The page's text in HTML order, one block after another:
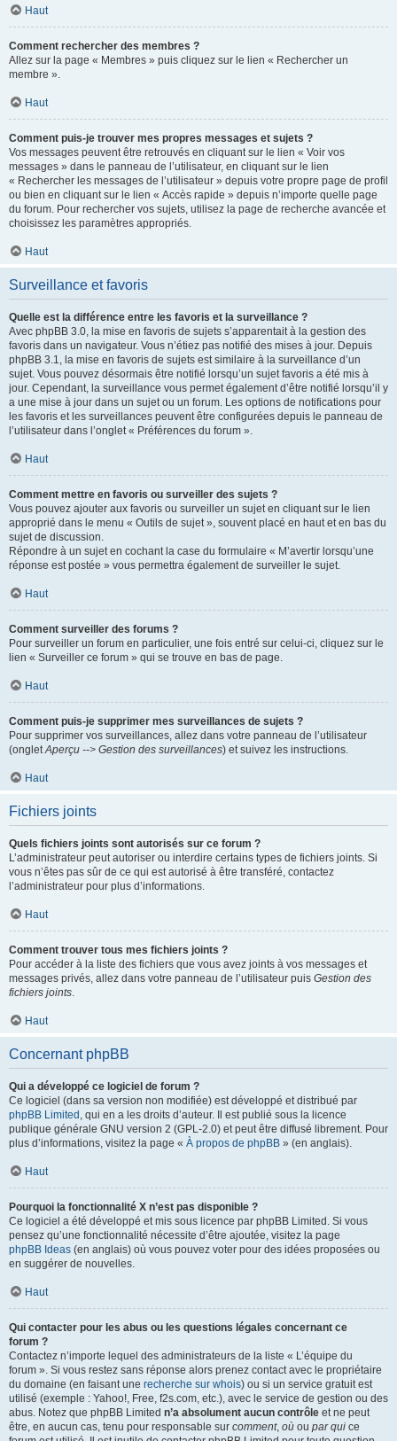
Haut
Comment rechercher des membres ?
Allez sur la page « Membres » puis cliquez sur le lien « Rechercher un
membre ».
Haut
Comment puis-je trouver mes propres messages et sujets ?
Vos messages peuvent être retrouvés en cliquant sur le lien « Voir vos
messages » dans le panneau de l’utilisateur, en cliquant sur le lien
« Rechercher les messages de l’utilisateur » depuis votre propre page de profil
ou bien en cliquant sur le lien « Accès rapide » depuis n’importe quelle page
du forum. Pour rechercher vos sujets, utilisez la page de recherche avancée et
choisissez les paramètres appropriés.
Haut
Surveillance et favoris
Quelle est la différence entre les favoris et la surveillance ?
Avec phpBB 3.0, la mise en favoris de sujets s’apparentait à la gestion des
favoris dans un navigateur. Vous n’étiez pas notifié des mises à jour. Depuis
phpBB 3.1, la mise en favoris de sujets est similaire à la surveillance d’un
sujet. Vous pouvez désormais être notifié lorsqu’un sujet favoris a été mis à
jour. Cependant, la surveillance vous permet également d’être notifié lorsqu’il y
a une mise à jour dans un sujet ou un forum. Les options de notifications pour
les favoris et les surveillances peuvent être configurées depuis le panneau de
l’utilisateur dans l’onglet « Préférences du forum ».
Haut
Comment mettre en favoris ou surveiller des sujets ?
Vous pouvez ajouter aux favoris ou surveiller un sujet en cliquant sur le lien
approprié dans le menu « Outils de sujet », souvent placé en haut et en bas du
sujet de discussion.
Répondre à un sujet en cochant la case du formulaire « M’avertir lorsqu’une
réponse est postée » vous permettra également de surveiller le sujet.
Haut
Comment surveiller des forums ?
Pour surveiller un forum en particulier, une fois entré sur celui-ci, cliquez sur le
lien « Surveiller ce forum » qui se trouve en bas de page.
Haut
Comment puis-je supprimer mes surveillances de sujets ?
Pour supprimer vos surveillances, allez dans votre panneau de l’utilisateur
(ongletAperçu --> Gestion des surveillances) et suivez les instructions.
Haut
Fichiers joints
Quels fichiers joints sont autorisés sur ce forum ?
L’administrateur peut autoriser ou interdire certains types de fichiers joints. Si
vous n’êtes pas sûr de ce qui est autorisé à être transféré, contactez
l’administrateur pour plus d’informations.
Haut
Comment trouver tous mes fichiers joints ?
Pour accéder à la liste des fichiers que vous avez joints à vos messages et
messages privés, allez dans votre panneau de l’utilisateur puis Gestion des
fichiers joints.
Haut
Concernant phpBB
Qui a développé ce logiciel de forum ?
Ce logiciel (dans sa version non modifiée) est développé et distribué par
phpBB Limited , qui en a les droits d’auteur. Il est publié sous la licence
publique générale GNU version 2 (GPL-2.0) et peut être diffusé librement. Pour
plus d’informations, visitez la page « À propos de phpBB » (en anglais).
Haut
Pourquoi la fonctionnalité X n’est pas disponible ?
Ce logiciel a été développé et mis sous licence par phpBB Limited. Si vous
pensez qu’une fonctionnalité nécessite d’être ajoutée, visitez la page
phpBB Ideas (en anglais) où vous pouvez voter pour des idées proposées ou
en suggérer de nouvelles.
Haut
Qui contacter pour les abus ou les questions légales concernant ce
forum ?
Contactez n’importe lequel des administrateurs de la liste « L’équipe du
forum ». Si vous restez sans réponse alors prenez contact avec le propriétaire
du domaine (en faisant une recherche sur whois) ou si un service gratuit est
utilisé (exemple : Yahoo!, Free, f2s.com, etc.), avec le service de gestion ou des
abus. Notez que phpBB Limited n’a absolument aucun contrôle et ne peut
être, en aucun cas, tenu pour responsable sur comment, où ou par qui ce